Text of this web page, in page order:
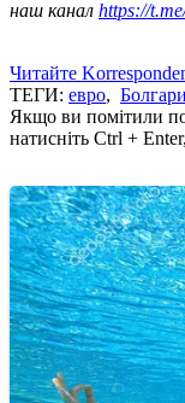
наш канал https://
Читайте
ТЕГИ: евро,
Якщо ви помітили
натисніть Ctrl +